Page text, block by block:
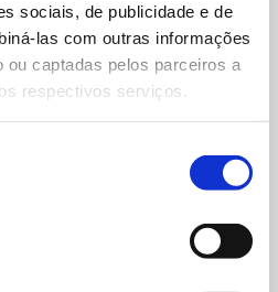
sociais, de publicidade e de
las com outras informações
ou captadas pelos parceiros a
respectivos serviços.
da orelha: afinal, qual é a
especial e educação inclusiva?
mas com focos
Dá uma olhada:
demais estudantes,
proporciona ensino em um